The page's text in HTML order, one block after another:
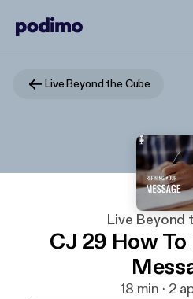
Live Beyond the Cube
Live Beyond
CJ 29 How To
18 min · 2